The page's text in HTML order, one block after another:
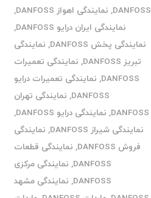
DANFOSS
, نمایندگی اهواز DANFOSS
,
نمایندگی ایران درایو DANFOSS
,
نمایندگی پخش DANFOSS
, نمایندگی
تبریز DANFOSS
, نمایندگی تعمیرات
DANFOSS
, نمایندگی تعمیرات درایو
DANFOSS
, نمایندگی تهران
DANFOSS
, نمایندگی درایو DANFOSS
,
نمایندگی شیراز DANFOSS
, نمایندگی
فروش DANFOSS
, نمایندگی قطعات
DANFOSS
, نمایندگی مرکزی
DANFOSS
, نمایندگی مشهد